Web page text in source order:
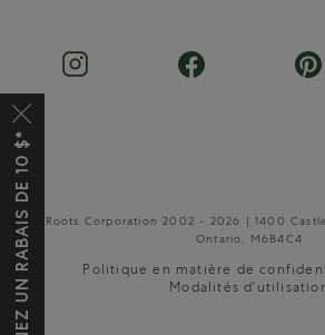
© Roots Corporation 2002 - 2026 | 1400
Ontario, M6B4C4
Politique en matière de
Modalités
OBTENEZ UN RABAIS DE 10 $*